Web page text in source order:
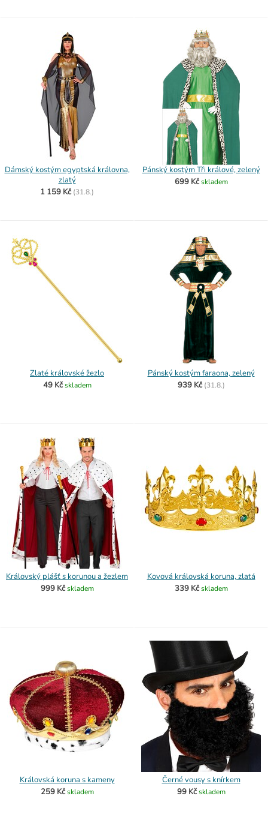
Dámský kostým egyptská královna,
zlatý
1 159 Kč (31.8.)
Pánský kostým Tři králové, zelený
699 Kč skladem
Zlaté královské žezlo
49 Kč skladem
Pánský kostým faraona, zelený
939 Kč (31.8.)
Královský plášť s korunou a žezlem
999 Kč skladem
Kovová královská koruna, zlatá
339 Kč skladem
Královská koruna s kameny
259 Kč skladem
Černé vousy s knírkem
99 Kč skladem